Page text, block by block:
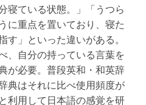
寝ている状態。」「うつら
に重点を置いており、寝た
す」といった違いがある。
、自分の持っている言葉を
が必要。普段英和・和英辞
典はそれに比べ使用頻度が
利用して日本語の感覚を研